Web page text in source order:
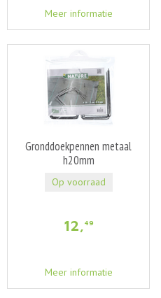
Meer informatie
Gronddoekpennen metaal
h20mm
12,49
Meer informatie
Op voorraad